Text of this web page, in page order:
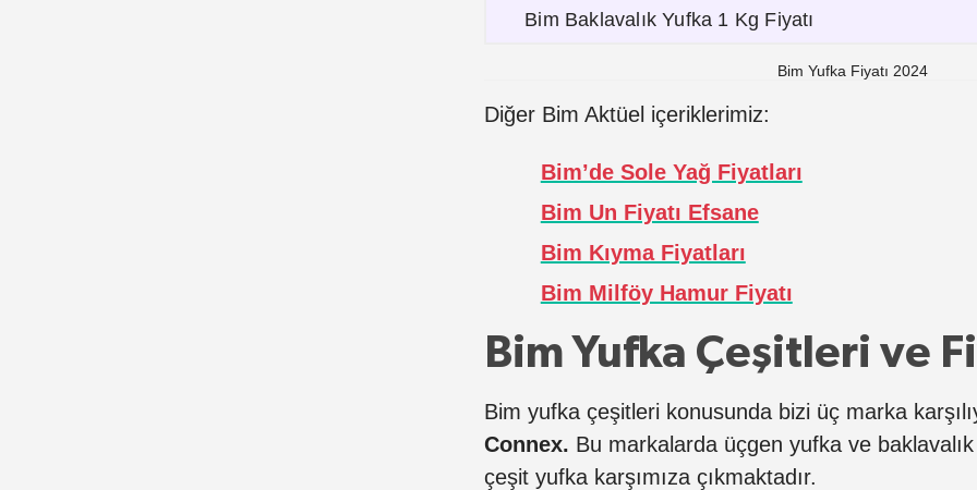
Bim Baklavalık Yufka 1 Kg Fiyatı
Bim Yufka Fiyatı 2024
Diğer Bim Aktüel içeriklerimiz:
Bim’de Sole Yağ Fiyatları
Bim Un Fiyatı Efsane
Bim Kıyma Fiyatları
Bim Milföy Hamur Fiyatı
Bim Yufka Çeşitleri ve
Bim yufka çeşitleri konusunda bizi üç marka
Connex. Bu markalarda üçgen yufka ve
çeşit yufka karşımıza çıkmaktadır.